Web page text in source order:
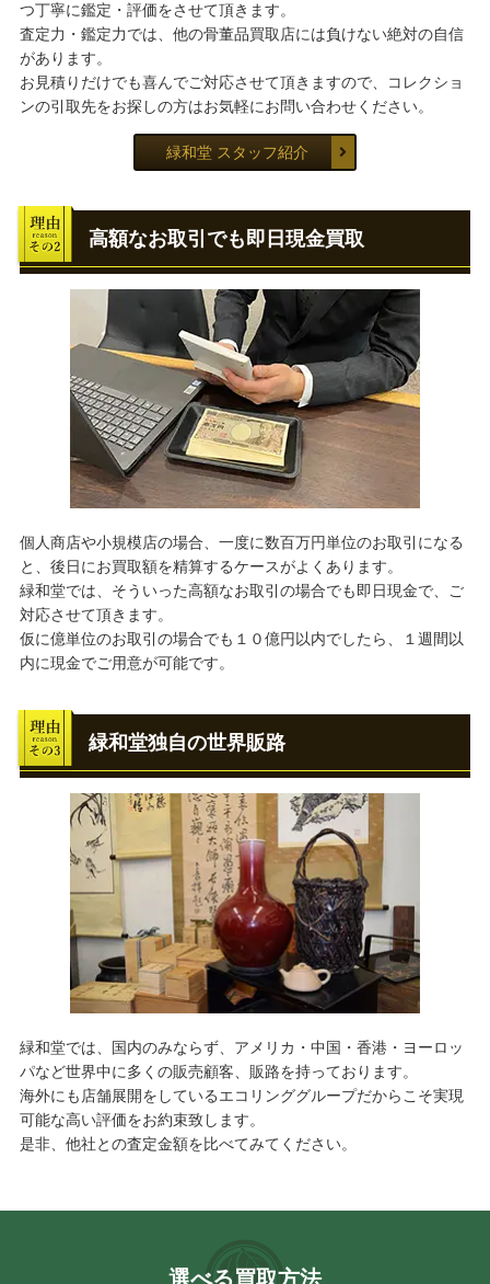
つ丁寧に鑑定・評価をさせて頂きます。
査定力・鑑定力では、他の骨董品買取店には負けない絶対の自信
があります。
お見積りだけでも喜んでご対応させて頂きますので、コレクショ
ンの引取先をお探しの方はお気軽にお問い合わせください。
緑和堂 スタッフ紹介
高額なお取引でも即日現金買取
個人商店や小規模店の場合、一度に数百万円単位のお取引になる
と、後日にお買取額を精算するケースがよくあります。
緑和堂では、そういった高額なお取引の場合でも即日現金で、ご
対応させて頂きます。
仮に億単位のお取引の場合でも１０億円以内でしたら、１週間以
内に現金でご用意が可能です。
緑和堂独自の世界販路
緑和堂では、国内のみならず、アメリカ・中国・香港・ヨーロッ
パなど世界中に多くの販売顧客、販路を持っております。
海外にも店舗展開をしているエコリンググループだからこそ実現
可能な高い評価をお約束致します。
是非、他社との査定金額を比べてみてください。
選べる買取方法